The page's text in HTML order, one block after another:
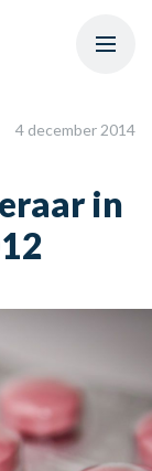
4 december 2014
in